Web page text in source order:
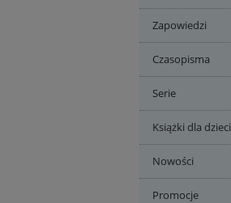
Zapowiedzi
Czasopisma
Serie
Książki dla dzieci
Nowości
Promocje